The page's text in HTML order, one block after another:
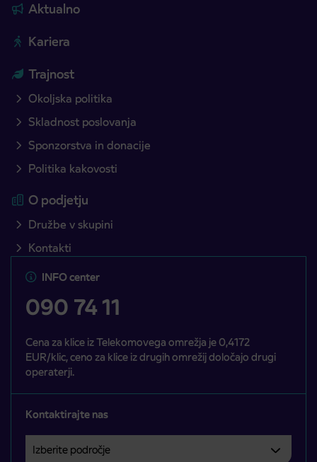
Aktualno
Kariera
Trajnost
Okoljska politika
Skladnost poslovanja
Sponzorstva in donacije
Politika kakovosti
O podjetju
Družbe v skupini
Kontakti
INFO center
090 74 11
Cena za klice iz Telekomovega omrežja je 0,4172
EUR/klic, ceno za klice iz drugih omrežij določajo drugi
operaterji.
Kontaktirajte nas
Izberite področje
Področje je obvezno izbrati.